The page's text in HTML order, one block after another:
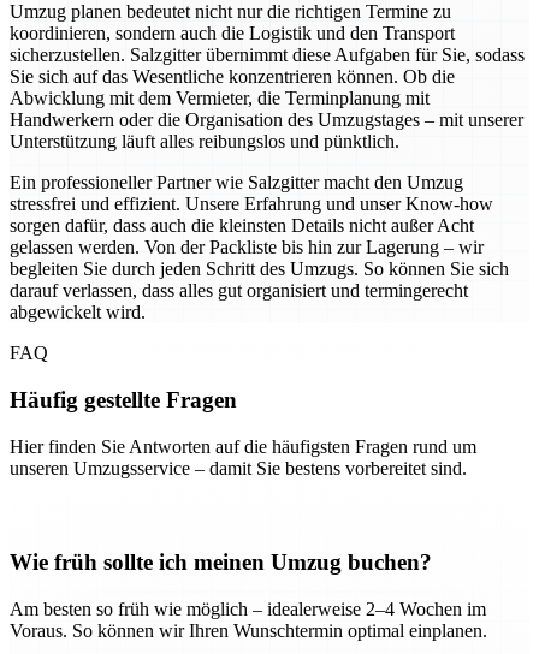
Umzug planen bedeutet nicht nur die richtigen Termine zu
koordinieren, sondern auch die Logistik und den Transport
sicherzustellen. Salzgitter übernimmt diese Aufgaben für Sie, sodass
Sie sich auf das Wesentliche konzentrieren können. Ob die
Abwicklung mit dem Vermieter, die Terminplanung mit
Handwerkern oder die Organisation des Umzugstages – mit unserer
Unterstützung läuft alles reibungslos und pünktlich.
Ein professioneller Partner wie Salzgitter macht den Umzug
stressfrei und effizient. Unsere Erfahrung und unser Know-how
sorgen dafür, dass auch die kleinsten Details nicht außer Acht
gelassen werden. Von der Packliste bis hin zur Lagerung – wir
begleiten Sie durch jeden Schritt des Umzugs. So können Sie sich
darauf verlassen, dass alles gut organisiert und termingerecht
abgewickelt wird.
FAQ
Häufig gestellte Fragen
Hier finden Sie Antworten auf die häufigsten Fragen rund um
unseren Umzugsservice – damit Sie bestens vorbereitet sind.
Wie früh sollte ich meinen Umzug buchen?
Am besten so früh wie möglich – idealerweise 2–4 Wochen im
Voraus. So können wir Ihren Wunschtermin optimal einplanen.